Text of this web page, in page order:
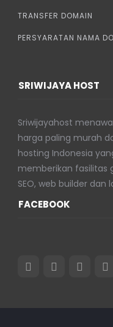
TRANSFER DOMAIN
PERSYARATAN NAMA
SRIWIJAYA HOST
Sriwijayahost
harga paling murah
hosting Indonesia
memberikan fasilitas
SEO, web builder dan
FACEBOOK